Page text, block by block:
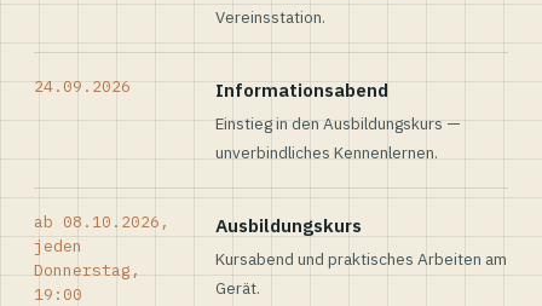
Vereinsstation.
24.09.2026 Informationsabend
Einstieg in den Ausbildungskurs —
unverbindliches Kennenlernen.
ab 08.10.2026,
jeden
Donnerstag,
19:00
Ausbildungskurs
Kursabend und praktisches Arbeiten am
Gerät.